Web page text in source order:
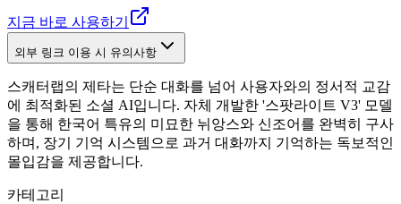
지금 바로 사용하기
외부 링크 이용 시 유의사항
스캐터랩의 제타는 단순 대화를 넘어 사용자와의 정서적 교감
에 최적화된 소셜 AI입니다. 자체 개발한 '스팟라이트 V3' 모델
을 통해 한국어 특유의 미묘한 뉘앙스와 신조어를 완벽히 구사
하며, 장기 기억 시스템으로 과거 대화까지 기억하는 독보적인
몰입감을 제공합니다.
카테고리